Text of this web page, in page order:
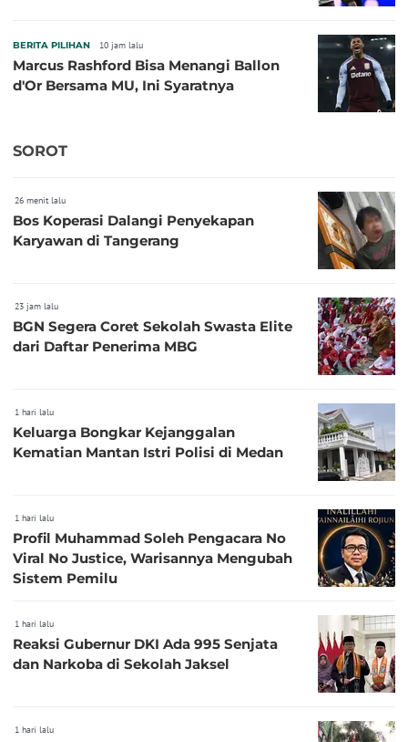
BERITA PILIHAN 10 jam lalu
Marcus Rashford Bisa Menangi Ballon
d'Or Bersama MU, Ini Syaratnya
SOROT
26 menit lalu
Bos Koperasi Dalangi Penyekapan
Karyawan di Tangerang
23 jam lalu
BGN Segera Coret Sekolah Swasta Elite
dari Daftar Penerima MBG
1 hari lalu
Keluarga Bongkar Kejanggalan
Kematian Mantan Istri Polisi di Medan
1 hari lalu
Profil Muhammad Soleh Pengacara No
Viral No Justice, Warisannya Mengubah
Sistem Pemilu
1 hari lalu
Reaksi Gubernur DKI Ada 995 Senjata
dan Narkoba di Sekolah Jaksel
1 hari lalu